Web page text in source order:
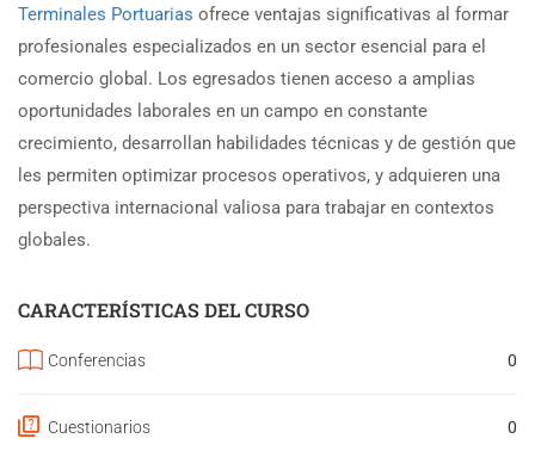
Terminales Portuarias ofrece ventajas significativas al formar
profesionales especializados en un sector esencial para el
comercio global. Los egresados tienen acceso a amplias
oportunidades laborales en un campo en constante
crecimiento, desarrollan habilidades técnicas y de gestión que
les permiten optimizar procesos operativos, y adquieren una
perspectiva internacional valiosa para trabajar en contextos
globales.
CARACTERÍSTICAS DEL CURSO
Conferencias 0
Cuestionarios 0